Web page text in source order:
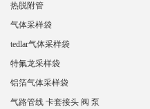
热脱附管
气体采样袋
tedlar气体采样袋
特氟龙采样袋
铝箔气体采样袋
气路管线 卡套接头 阀 泵